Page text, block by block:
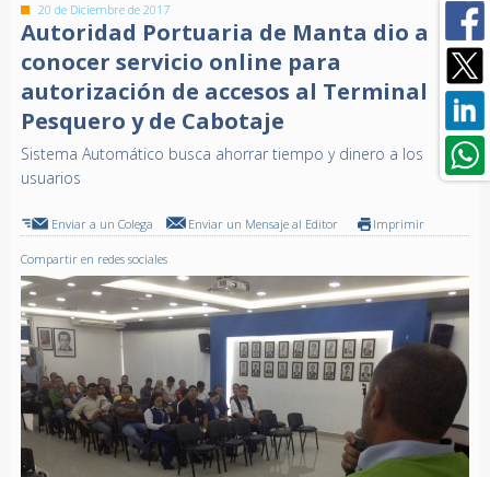
20 de Diciembre de 2017
Autoridad Portuaria de Manta dio a
conocer servicio online para
autorización de accesos al Terminal
Pesquero y de Cabotaje
Sistema Automático busca ahorrar tiempo y dinero a los
usuarios
Enviar a un Colega Enviar un Mensaje al Editor Imprimir
Compartir en redes sociales